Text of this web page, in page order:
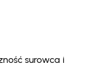
surowca i